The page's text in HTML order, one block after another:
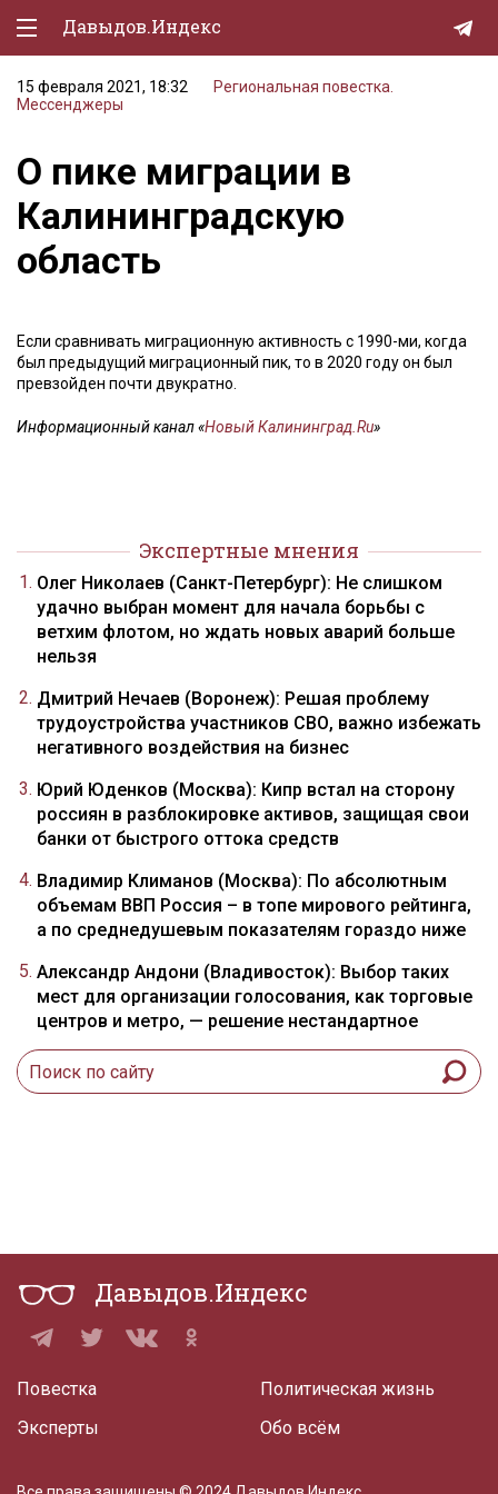
Давыдов.Индекс
Политическая жизнь
Природа
Lifestyle
Мурзилка
15 февраля 2021, 18:32
Региональная повестка.
Мессенджеры
О пике миграции в
Калининградскую
область
Если сравнивать миграционную активность с 1990-ми, когда
был предыдущий миграционный пик, то в 2020 году он был
превзойден почти двукратно.
Информационный канал «Новый Калининград.Ru»
Экспертные мнения
Олег Николаев (Санкт-Петербург): Не слишком
удачно выбран момент для начала борьбы с
ветхим флотом, но ждать новых аварий больше
нельзя
Дмитрий Нечаев (Воронеж): Решая проблему
трудоустройства участников СВО, важно избежать
негативного воздействия на бизнес
Юрий Юденков (Москва): Кипр встал на сторону
россиян в разблокировке активов, защищая свои
банки от быстрого оттока средств
Владимир Климанов (Москва): По абсолютным
объемам ВВП Россия – в топе мирового рейтинга,
а по среднедушевым показателям гораздо ниже
Александр Андони (Владивосток): Выбор таких
мест для организации голосования, как торговые
центров и метро, — решение нестандартное
Давыдов.Индекс
Повестка
Эксперты
Политическая жизнь
Обо всём